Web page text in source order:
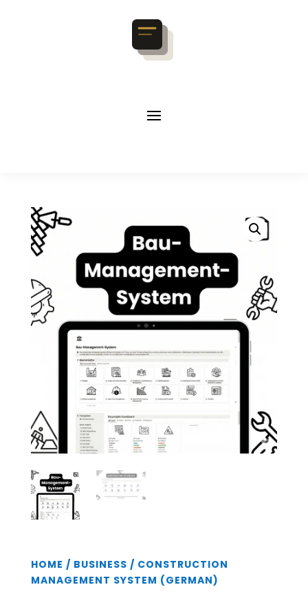
HOME / BUSINESS / CONSTRUCTION
MANAGEMENT SYSTEM (GERMAN)